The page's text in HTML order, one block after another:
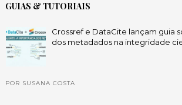
GUIAS & TUTORIAIS
Crossref e DataCite lançam guia
dos metadados na integridade
POR SUSANA COSTA